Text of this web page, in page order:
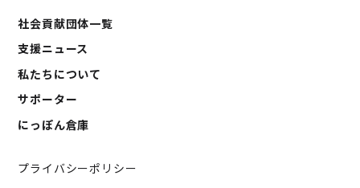
社会貢献団体一覧
支援ニュース
私たちについて
サポーター
にっぽん倉庫
プライバシーポリシー